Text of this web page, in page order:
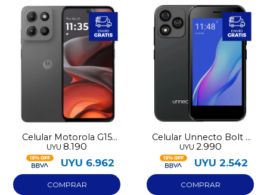
Celular Motorola G15
256GB LTE
UYU 8.190
UYU 6.962
Celular Unnecto Bolt 1
32GB 2GB RAM
UYU 2.990
UYU 2.542